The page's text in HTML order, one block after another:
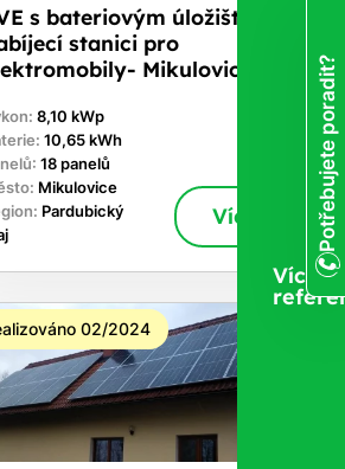
s bateriovým úložištěm a
stanici pro
Mikulovice
8,10 kWp
10,65 kWh
18 panelů
Mikulovice
Pardubický
Více
02/2024
Více
Potřebujete poradit?